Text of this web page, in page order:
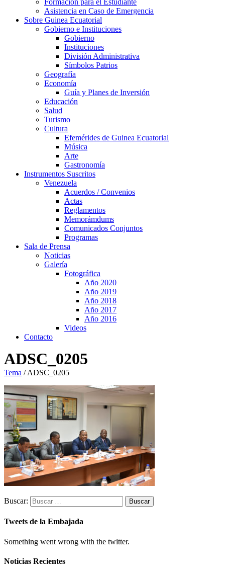
Formación para el Estudiante
Asistencia en Caso de Emergencia
Sobre Guinea Ecuatorial
Gobierno e Instituciones
Gobierno
Instituciones
División Administrativa
Símbolos Patrios
Geografía
Economía
Guía y Planes de Inversión
Educación
Salud
Turismo
Cultura
Efemérides de Guinea Ecuatorial
Música
Arte
Gastronomía
Instrumentos Suscritos
Venezuela
Acuerdos / Convenios
Actas
Reglamentos
Memorámdums
Comunicados Conjuntos
Programas
Sala de Prensa
Noticias
Galería
Fotográfica
Año 2020
Año 2019
Año 2018
Año 2017
Año 2016
Videos
Contacto
ADSC_0205
Tema /ADSC_0205
Buscar:
Tweets de la Embajada
Something went wrong with the twitter.
Noticias Recientes